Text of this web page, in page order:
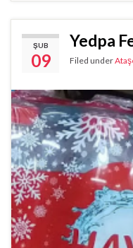
ŞUB
09
Yedpa
Filed under